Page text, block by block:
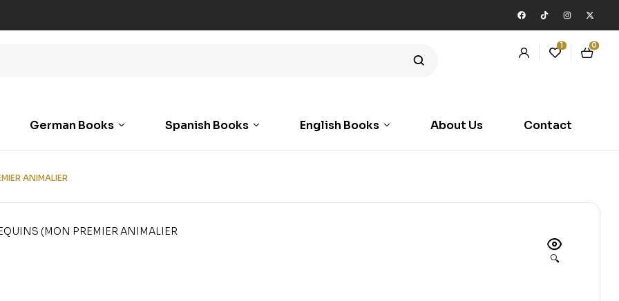
1 0
German Books Spanish Books English Books About Us Contact
ANIMALIER
🔍